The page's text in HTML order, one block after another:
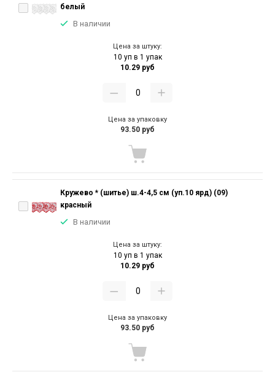
белый
В наличии
Цена за штуку:
10 уп в 1 упак
10.29 руб
Цена за упаковку
93.50 руб
Кружево * (шитье) ш.4-4,5 см (уп.10 ярд) (09)
красный
В наличии
Цена за штуку:
10 уп в 1 упак
10.29 руб
Цена за упаковку
93.50 руб